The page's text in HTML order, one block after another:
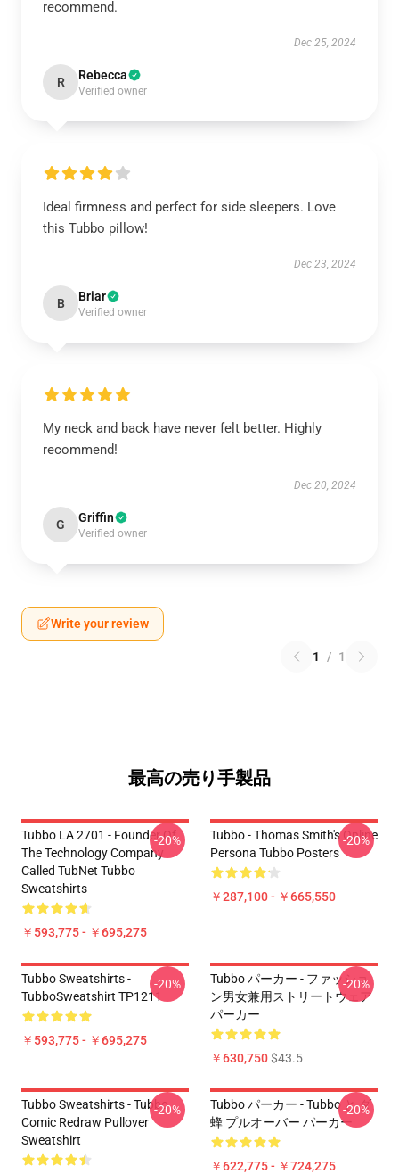
recommend.
Dec 25, 2024
R Rebecca
Verified owner
Ideal firmness and perfect for side sleepers. Love
this Tubbo pillow!
Dec 23, 2024
B Briar
Verified owner
My neck and back have never felt better. Highly
recommend!
Dec 20, 2024
G Griffin
Verified owner
Write your review
1 / 1
最高の売り手製品
Tubbo LA 2701 - Founder Of
The Technology Company
Called TubNet Tubbo
Sweatshirts
￥593,775 - ￥695,275
-20%
Tubbo - Thomas Smith's Online
Persona Tubbo Posters
￥287,100 - ￥665,550
-20%
Tubbo Sweatshirts -
TubboSweatshirt TP1211
￥593,775 - ￥695,275
-20%
Tubbo パーカー - ファッショ
ン男女兼用ストリートウェア
パーカー
￥630,750$43.5
-20%
Tubbo Sweatshirts - Tubbo
Comic Redraw Pullover
Sweatshirt
-20%
Tubbo パーカー - Tubbo と ダ
蜂 プルオーバー パーカー
￥622,775 - ￥724,275
-20%